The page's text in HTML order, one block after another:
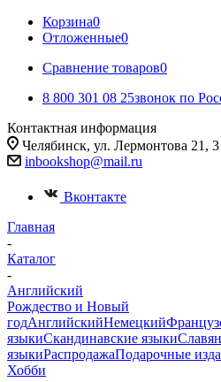
Корзина0
Отложенные0
Сравнение товаров0
8 800 301 08 25звонок по
Контактная информация
Челябинск, ул. Лермонтова 21,
inbookshop@mail.ru
Вконтакте
Главная
-
Каталог
-
Английский
Рождество и Новый
годАнглийскийНемецкий
языкиСкандинавские языки
языкиРаспродажаПодарочные
Хобби